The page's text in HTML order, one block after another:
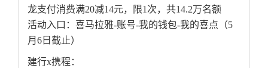
龙支付消费满20减14元，限1次，共14.2万名额
活动入口：喜马拉雅-账号-我的钱包-我的喜点（5
月6日截止）
建行x携程：